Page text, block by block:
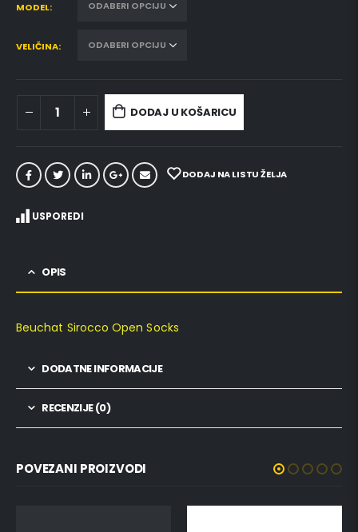
MODEL
VELIČINA
DODAJ U KOŠARICU
DODAJ NA LISTU ŽELJA
USPOREDI
OPIS
Beuchat Sirocco Open Socks
DODATNE INFORMACIJE
RECENZIJE (0)
POVEZANI PROIZVODI